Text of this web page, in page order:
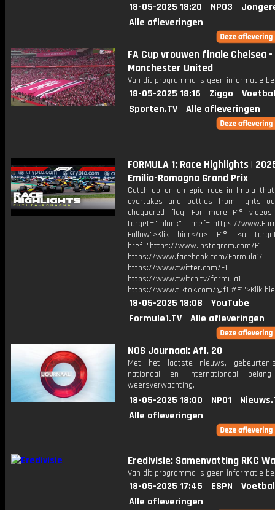
18-05-2025 18:20 NPO3
Alle afleveringen
FA Cup vrouwen finale Chelsea -
Manchester United
Van dit programma is geen informatie
18-05-2025 18:16 Ziggo
Sporten.TV
Alle afleveringen
FORMULA 1: Race Highlights |
Emilia-Romagna Grand Prix
Catch up on an epic race in Imola
overtakes and battles from lights
chequered flag! For more F1®
target="_blank" href="https://
Follow">Klik hier</a> F1®: <a
href="https://www.instagram.com/F1
https://www.facebook.com/Formula1/
https://www.twitter.com/F1
https://www.twitch.tv/formula1
https://www.tiktok.com/@f1 #F1">Klik
18-05-2025 18:08
YouTube
Formule1.TV
Alle afleveringen
NOS Journaal: Afl. 20
Met het laatste nieuws,
nationaal en internationaal
weersverwachting.
18-05-2025 18:00 NPO1
Alle afleveringen
Eredivisie: Samenvatting RKC
Van dit programma is geen informatie
18-05-2025 17:45 ESPN
Alle afleveringen